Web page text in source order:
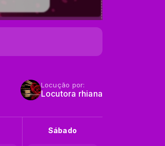
Locução por:
Locutora rhiana
Sábado